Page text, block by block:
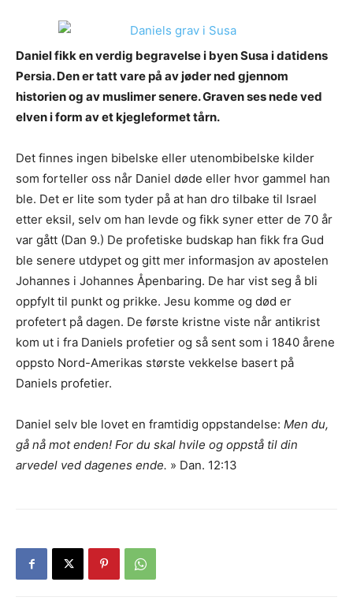
Daniel fikk en verdig begravelse i byen Susa i datidens
Persia. Den er tatt vare på av jøder ned gjennom
historien og av muslimer senere. Graven ses nede ved
elven i form av et kjegleformet tårn.
Det finnes ingen bibelske eller utenombibelske kilder
som forteller oss når Daniel døde eller hvor gammel han
ble. Det er lite som tyder på at han dro tilbake til Israel
etter eksil, selv om han levde og fikk syner etter de 70 år
var gått (Dan 9.) De profetiske budskap han fikk fra Gud
ble senere utdypet og gitt mer informasjon av apostelen
Johannes i Johannes Åpenbaring. De har vist seg å bli
oppfylt til punkt og prikke. Jesu komme og død er
profetert på dagen. De første kristne viste når antikrist
kom ut i fra Daniels profetier og så sent som i 1840 årene
oppsto Nord-Amerikas største vekkelse basert på
Daniels profetier.
Daniel selv ble lovet en framtidig oppstandelse: Men du,
gå nå mot enden! For du skal hvile og oppstå til din
arvedel ved dagenes ende. » Dan. 12:13